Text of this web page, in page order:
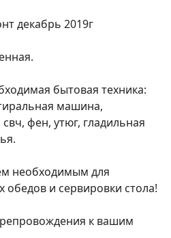
декабрь 2019г
бытовая техника:
машина,
фен, утюг, гладильная
необходимым для
обедов и сервировки стола!
к вашим